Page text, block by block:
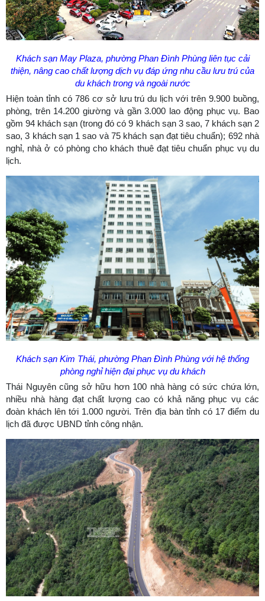
Khách sạn May Plaza, phường Phan Đình Phùng liên tục cải
thiện, nâng cao chất lượng dịch vụ đáp ứng nhu cầu lưu trú của
du khách trong và ngoài nước
Hiện toàn tỉnh có 786 cơ sở lưu trú du lịch với trên 9.900 buồng,
phòng, trên 14.200 giường và gần 3.000 lao động phục vụ. Bao
gồm 94 khách sạn (trong đó có 9 khách sạn 3 sao, 7 khách sạn 2
sao, 3 khách sạn 1 sao và 75 khách sạn đạt tiêu chuẩn); 692 nhà
nghỉ, nhà ở có phòng cho khách thuê đạt tiêu chuẩn phục vụ du
lịch.
Khách sạn Kim Thái, phường Phan Đình Phùng với hệ thống
phòng nghỉ hiện đại phục vụ du khách
Thái Nguyên cũng sở hữu hơn 100 nhà hàng có sức chứa lớn,
nhiều nhà hàng đạt chất lượng cao có khả năng phục vụ các
đoàn khách lên tới 1.000 người. Trên địa bàn tỉnh có 17 điểm du
lịch đã được UBND tỉnh công nhận.